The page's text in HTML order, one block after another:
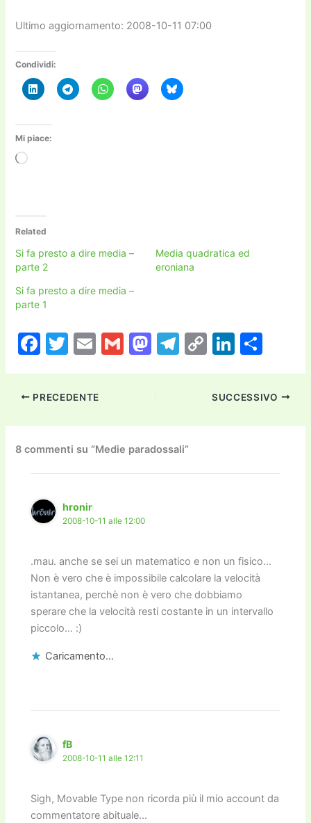
Ultimo aggiornamento: 2008-10-11 07:00
Condividi:
Mi piace:
Caricamento
Related
Si fa presto a dire media –
parte 2
Media quadratica ed
eroniana
Si fa presto a dire media –
parte 1
F
c
e
b
o
o
k
T
itt
er
E
ai
l
G
M
d
o
n
T
a
m
C
p
y
Li
k
Li
k
e
dI
n
di
vi
PRECEDENTE SUCCESSIVO
8 commenti su “Medie paradossali”
hronir
2008-10-11 alle 12:00
.mau. anche se sei un matematico e non un fisico…
Non è vero che è impossibile calcolare la velocità
istantanea, perchè non è vero che dobbiamo
sperare che la velocità resti costante in un intervallo
piccolo… :)
Caricamento...
fB
2008-10-11 alle 12:11
Sigh, Movable Type non ricorda più il mio account da
commentatore abituale…